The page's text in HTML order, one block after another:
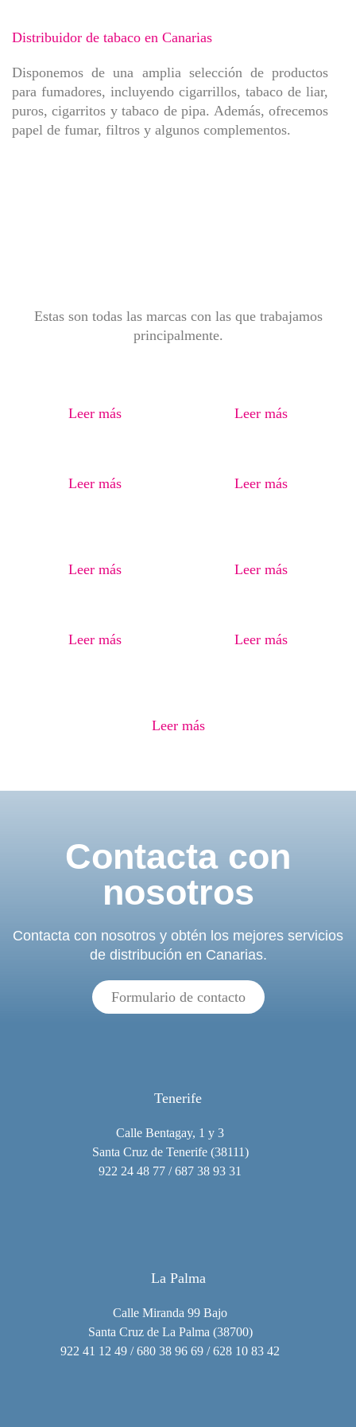
Distribuidor de tabaco en Canarias
Disponemos de una amplia selección de productos
para fumadores, incluyendo cigarrillos, tabaco de liar,
puros, cigarritos y tabaco de pipa. Además, ofrecemos
papel de fumar, filtros y algunos complementos.
Estas son todas las marcas con las que trabajamos
principalmente.
Leer más Leer más
Leer más Leer más
Leer más Leer más
Leer más Leer más
Leer más
Contacta con
nosotros
Contacta con nosotros y obtén los mejores servicios
de distribución en Canarias.
Formulario de contacto
Tenerife
Calle Bentagay, 1 y 3
Santa Cruz de Tenerife (38111)
922 24 48 77 / 687 38 93 31
La Palma
Calle Miranda 99 Bajo
Santa Cruz de La Palma (38700)
922 41 12 49 / 680 38 96 69 / 628 10 83 42